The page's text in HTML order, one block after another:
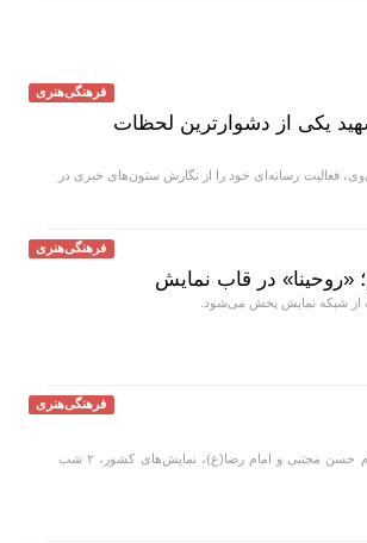
فرهنگی‌هنری
یکی از دشوارترین لحظات
فعالیت رسانه‌ای خود را از نگارش ستون‌های خبری در
فرهنگی‌هنری
«روحینا» در قاب نمایش
از شبکه نمایش پخش می‌شود.
فرهنگی‌هنری
همزمان با رحلت حصرت محمد(ص)، شهادت امام حسن مجتبی و امام رضا(ع)، نمایش‌های کشور، ٢ شب